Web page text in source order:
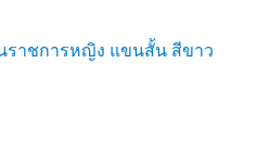
ราชการหญิง แขนสั้น สีขาว